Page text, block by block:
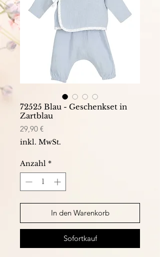
72525 Blau - Geschenkset in
Zartblau
29,90 €Preis
inkl. MwSt.
Anzahl *
In den Warenkorb
Sofortkauf